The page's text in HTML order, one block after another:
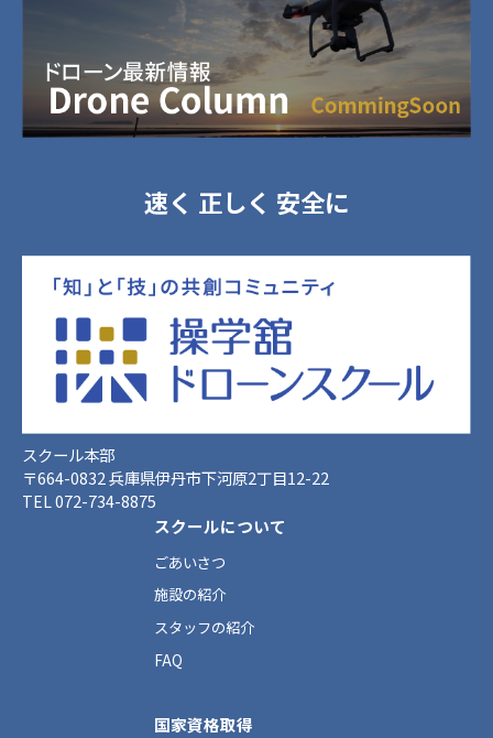
速く 正しく 安全に
スクール本部
〒664-0832 兵庫県伊丹市下河原2丁目12-22
TEL 072-734-8875
スクールについて
ごあいさつ
施設の紹介
スタッフの紹介
FAQ
国家資格取得